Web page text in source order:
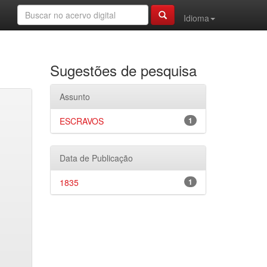
Idioma
Sugestões de pesquisa
Assunto
1
ESCRAVOS
Data de Publicação
1
1835